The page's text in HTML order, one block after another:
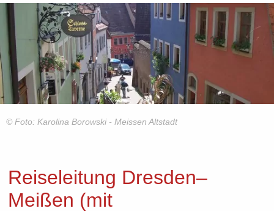
© Foto: Karolina Borowski - Meissen Altstadt
Reiseleitung Dresden–
Meißen (mit